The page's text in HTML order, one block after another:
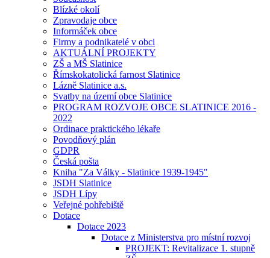
Blízké okolí
Zpravodaje obce
Informáček obce
Firmy a podnikatelé v obci
AKTUÁLNÍ PROJEKTY
ZŠ a MŠ Slatinice
Římskokatolická farnost Slatinice
Lázně Slatinice a.s.
Svatby na území obce Slatinice
PROGRAM ROZVOJE OBCE SLATINICE 2016 -
2022
Ordinace praktického lékaře
Povodňový plán
GDPR
Česká pošta
Kniha "Za Války - Slatinice 1939-1945"
JSDH Slatinice
JSDH Lípy
Veřejné pohřebiště
Dotace
Dotace 2023
Dotace z Ministerstva pro místní rozvoj
PROJEKT: Revitalizace 1. stupně